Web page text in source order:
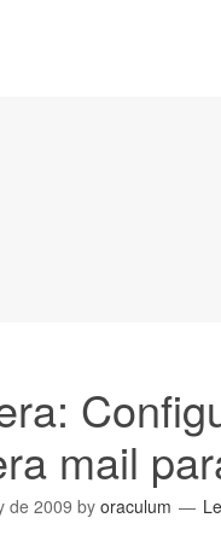
mail
de 2009 by oraculum